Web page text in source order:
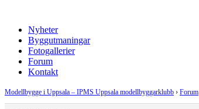
Nyheter
Byggutmaningar
Fotogallerier
Forum
Kontakt
Modellbygge i Uppsala – IPMS Uppsala modellbyggarklubb › Forum